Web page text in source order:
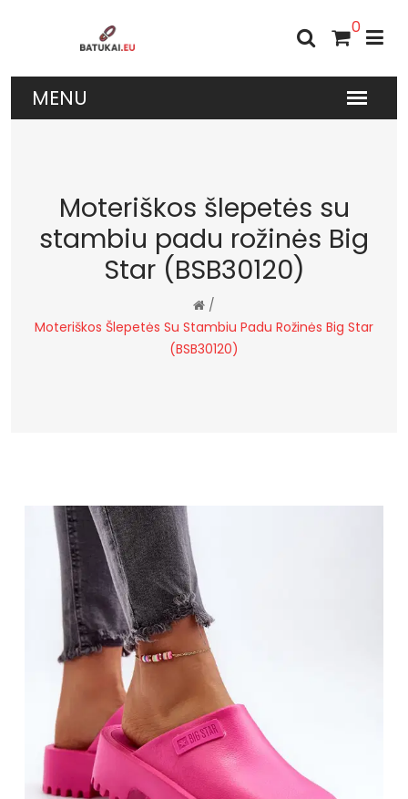
0
Moteriškos šlepetės su
stambiu padu rožinės Big
Star (BSB30120)
/
Moteriškos Šlepetės Su Stambiu Padu Rožinės Big Star
(BSB30120)